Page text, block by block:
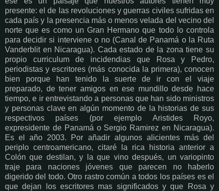
presente: el de las revoluciones y guerras civiles sufridas en
cada país y la presencia más o menos velada del vecino del
norte que es como un Gran Hermano que todo lo controla
para decidir si interviene o no (Canal de Panamá o la Ruta
Vanderblit en Nicaragua). Cada estado de la zona tiene su
propio curriculum de incidendias que Rosa y Pedro,
periodistas y escritores (más conocida la primera), conocen
bien porque han tenido la suerte de ir con el viaje
preparado, de tener amigos en ese mundillo desde hace
tiempo, e ir entrevistando a personas que han sido ministros
y personas clave en algún momento de la historias de sus
respectivos países (por ejemplo Aristides Royo,
expresidente de Panamá o Sergio Ramirez en Nicaragua).
Es el año 2003. Por añadir algunos alicientes más del
periplo centroamericano, citaré la rica historia anterior a
Colón que destilan, y la que vino después, un variopinto
traje para naciones jóvenes que parecen no haberlo
digerido del todo. Otro rastro común a todos los países es el
que dejan los escritores mas significados y que Rosa y